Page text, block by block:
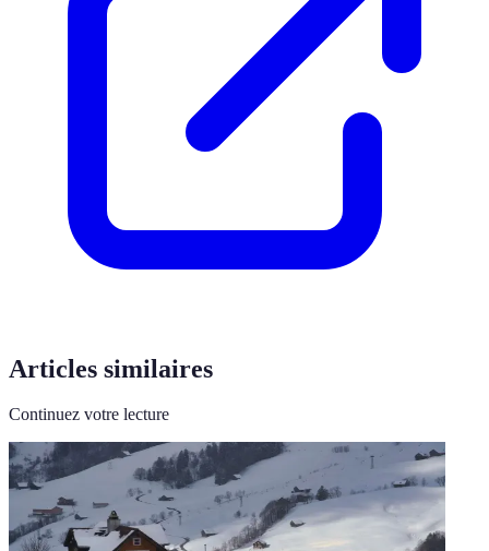
Articles similaires
Continuez votre lecture